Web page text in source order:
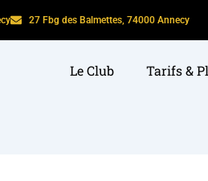
27 Fbg des Balmettes, 74000 Annecy
Le Club Tarifs &